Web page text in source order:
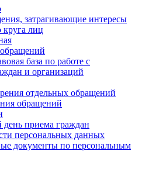
затрагивающие интересы
круга лиц
база по работе с
и организаций
отдельных обращений
обращений
приема граждан
персональных данных
документы по персональным